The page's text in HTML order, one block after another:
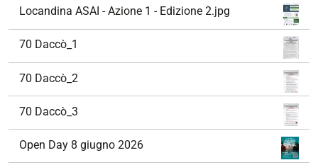
Locandina ASAI - Azione 1 - Edizione 2.jpg
70 Daccò_1
70 Daccò_2
70 Daccò_3
Open Day 8 giugno 2026